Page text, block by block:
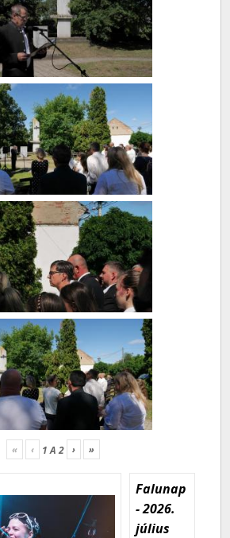
« ‹ 1A2 › »
Falunap
- 2026.
július